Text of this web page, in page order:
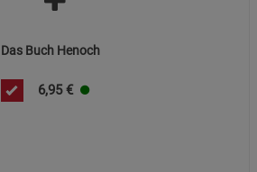
Das Buch Henoch
6,95 €